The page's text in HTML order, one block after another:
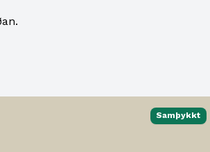
Samþykkt